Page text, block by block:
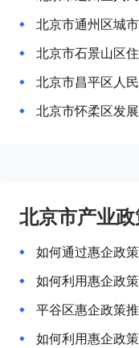
北京市昌平区人
北京市产业
如何通过惠企政
如何利用惠企政
平谷区惠企政策
如何利用惠企政